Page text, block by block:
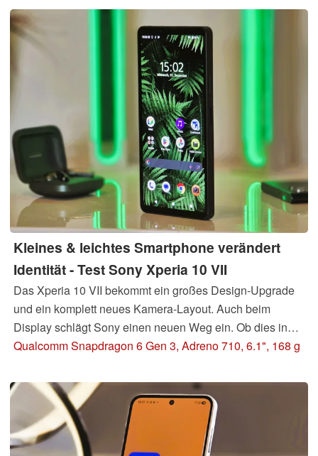
baugleiche Smartphone bekommt man aktuell unter
anderem Namen mindestens genauso günstig.
Kleines & leichtes Smartphone verändert
Identität - Test Sony Xperia 10 VII
Das Xperia 10 VII bekommt ein großes Design-Upgrade
und ein komplett neues Kamera-Layout. Auch beim
Display schlägt Sony einen neuen Weg ein. Ob dies in
der günstigen Mittelklasse ausreichend ist, um ein
zum kompakten Sony-Handy.
Qualcomm Snapdragon 6 Gen 3, Adreno 710, 6.1", 168 g